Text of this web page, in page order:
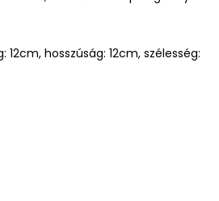
hosszúság: 12cm, szélesség: